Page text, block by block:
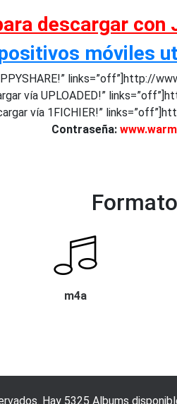
descargar con
móviles
links=”off”]http://
vía UPLOADED!”
vía 1FICHIER!”
Contraseña:
m4a
Hay 5325 Albums